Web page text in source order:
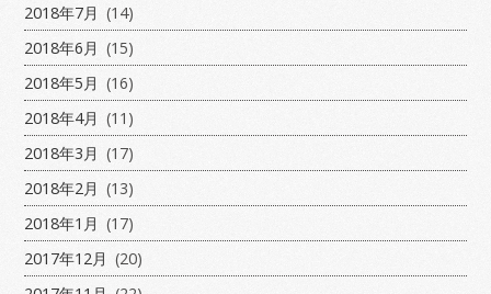
2018年7月 (14)
2018年6月 (15)
2018年5月 (16)
2018年4月 (11)
2018年3月 (17)
2018年2月 (13)
2018年1月 (17)
2017年12月 (20)